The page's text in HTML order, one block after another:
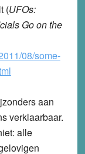
(UFOs:
Go on the
08/some-
aan
verklaarbaar.
alle